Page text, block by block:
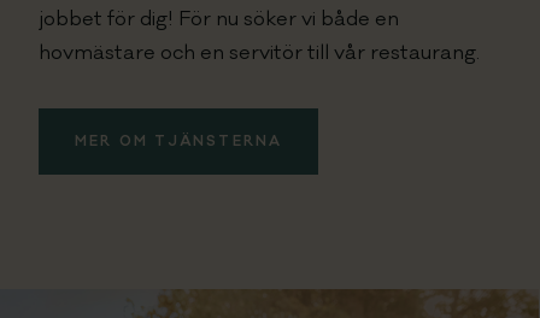
Weekend & Firande
jobbet för dig! För nu söker vi både en
hovmästare och en servitör till vår restaurang.
MER OM TJÄNSTERNA